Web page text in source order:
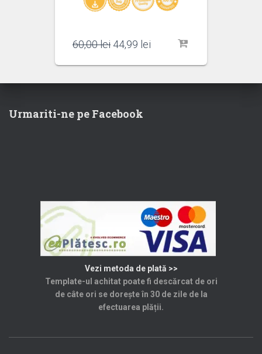
60,00lei Prețul
a
fost:
44,99 lei
este:
44,99 lei.
Urmariti-ne pe Facebook
Vezi metoda de plată >>
Template-ul achitat poate fi descărcat de ori
de câte ori se dorește în 30 de zile de la
efectuarea plății.